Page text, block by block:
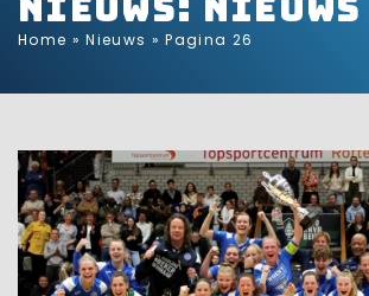
Home »Nieuws »Pagina 26